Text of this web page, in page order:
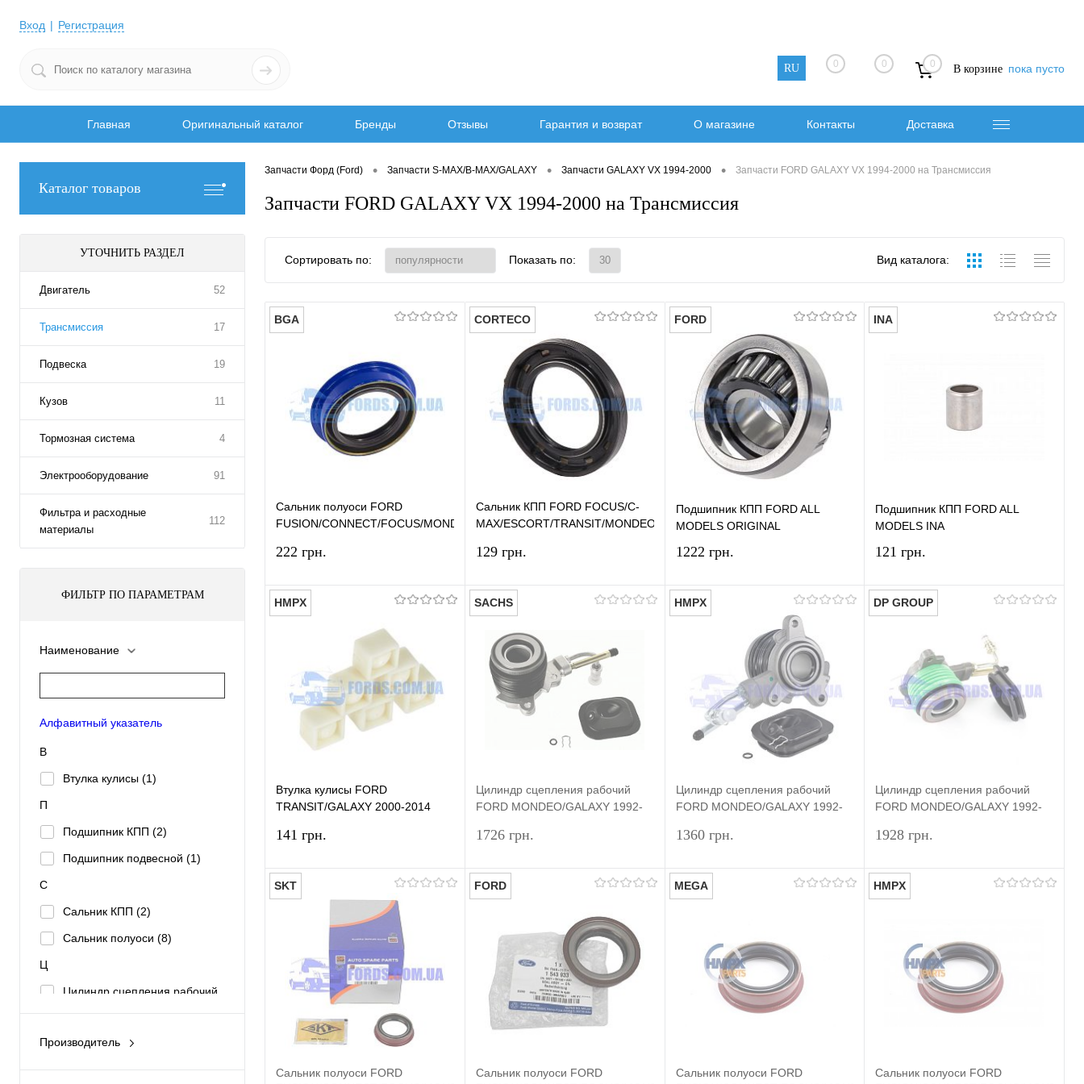
Вход Регистрация
RU 0 0 0 В корзине пока пусто
Главная Оригинальный каталог Бренды Отзывы Гарантия и возврат О магазине Контакты Доставка
Каталог товаров
УТОЧНИТЬ РАЗДЕЛ
Двигатель 52
Трансмиссия 17
Подвеска 19
Кузов 11
Тормозная система 4
Электрооборудование 91
Фильтра и расходные
материалы
112
ФИЛЬТР ПО ПАРАМЕТРАМ
Наименование
Алфавитный указатель
В
Втулка кулисы (1)
П
Подшипник КПП (2)
Подшипник подвесной (1)
С
Сальник КПП (2)
Сальник полуоси (8)
Ц
Цилиндр сцепления рабочий
Производитель
Запчасти Форд (Ford) • Запчасти S-MAX/B-MAX/GALAXY • Запчасти GALAXY VX 1994-2000 • Запчасти FORD GALAXY VX 1994-2000 на Трансмиссия
Запчасти FORD GALAXY VX 1994-2000 на Трансмиссия
Сортировать по: Показать по: Вид каталога:
BGA
Сальник полуоси FORD
FUSION/CONNECT/FOCUS/MONDEO/TRANSIT/FIESTA
222 грн.
Сравнение
В избранное В наличии
CORTECO
Сальник КПП FORD FOCUS/C-
MAX/ESCORT/TRANSIT/MONDEO/KUGA
129 грн.
Купить в 1 клик Сравнение
В избранное В наличии
FORD
Подшипник КПП FORD ALL
MODELS ORIGINAL
1222 грн.
В корзину
Купить в 1 клик Сравнение
В избранное В наличии
INA
Подшипник КПП FORD ALL
MODELS INA
121 грн.
Купить в 1 клик Сравнение
В избранное В наличии
HMPX
Втулка кулисы FORD
TRANSIT/GALAXY 2000-2014
141 грн.
В корзину
Купить в 1 клик Сравнение
В избранное В наличии
SACHS
Цилиндр сцепления рабочий
FORD MONDEO/GALAXY 1992-
1726 грн.
Купить в 1 клик Сравнение
В избранное Недоступно
HMPX
Цилиндр сцепления рабочий
FORD MONDEO/GALAXY 1992-
1360 грн.
Купить в 1 клик
В избранное Недоступно
DP GROUP
Цилиндр сцепления рабочий
FORD MONDEO/GALAXY 1992-
1928 грн.
Купить в 1 клик
В избранное Недоступно
SKT
Сальник полуоси FORD
FORD
Сальник полуоси FORD
MEGA
Сальник полуоси FORD
HMPX
Сальник полуоси FORD